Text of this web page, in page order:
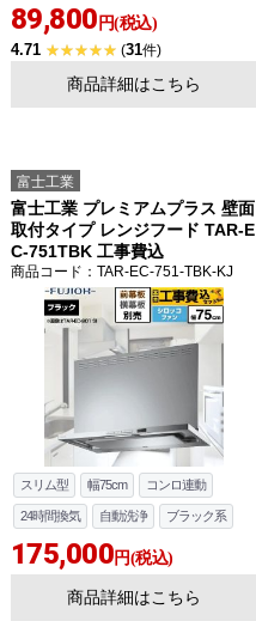
89,800 円(税込)
4.71 (31件)
商品詳細はこちら
富士工業
富士工業 プレミアムプラス 壁面
取付タイプ レンジフード TAR-E
C-751TBK 工事費込
商品コード ：TAR-EC-751-TBK-KJ
スリム型 幅75cm コンロ連動
24時間換気 自動洗浄 ブラック系
175,000円(税込)
商品詳細はこちら